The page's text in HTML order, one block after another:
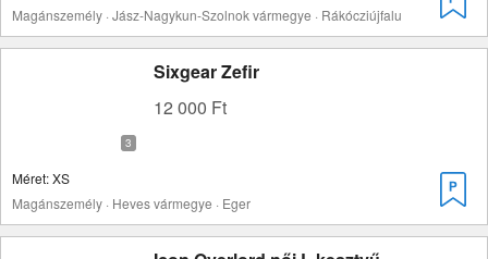
Magánszemély · Jász-Nagykun-Szolnok vármegye · Rákócziújfalu
Sixgear Zefir
12 000 Ft
Méret: XS
Magánszemély · Heves vármegye · Eger